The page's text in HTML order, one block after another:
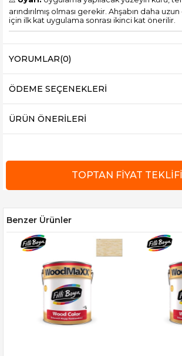
arındırılmış olması gerekir. Ahşabın daha
için ilk kat uygulama sonrası ikinci kat önerilir.
YORUMLAR(0)
ÖDEME SEÇENEKLERI
ÜRÜN ÖNERILERI
Benzer Ürünler